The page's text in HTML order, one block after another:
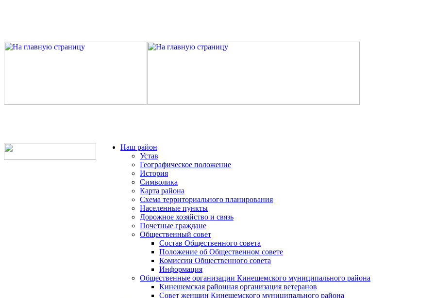
Наш район
Устав
Географическое положение
История
Символика
Карта района
Схема территориального планирования
Населенные пункты
Дорожное хозяйство и связь
Почетные граждане
Общественный совет
Состав Общественного совета
Положение об Общественном совете
Комиссии Общественного совета
Информация
Общественные организации Кинешемского муниципального района
Кинешемская районная организация ветеранов
Совет женщин Кинешемского муниципального района